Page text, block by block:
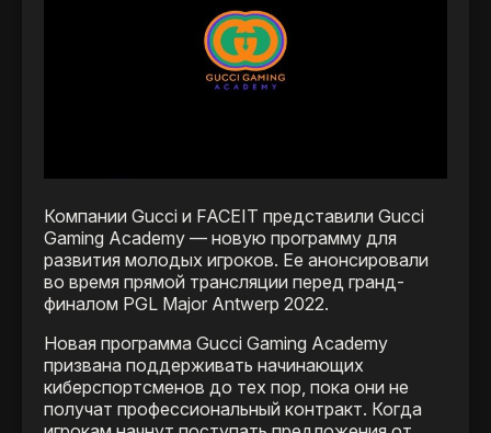
Компании Gucci и FACEIT представили Gucci
Gaming Academy — новую программу для
развития молодых игроков. Ее анонсировали
во время прямой трансляции перед гранд-
финалом PGL Major Antwerp 2022.
Новая программа Gucci Gaming Academy
призвана поддерживать начинающих
киберспортсменов до тех пор, пока они не
получат профессиональный контракт. Когда